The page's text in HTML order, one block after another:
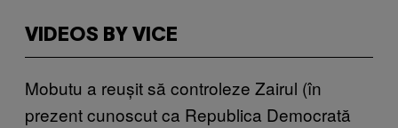
VIDEOS BY VICE
Mobutu a reușit să controleze Zairul (în
prezent cunoscut ca Republica Democrată